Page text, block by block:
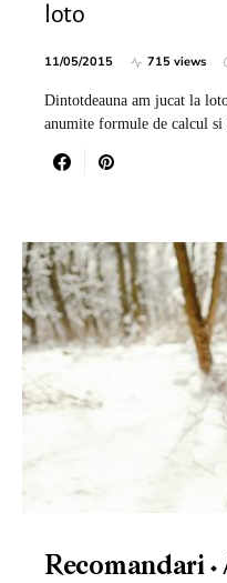
loto
11/05/2015 715 views
Dintotdeauna am jucat la
anumite formule de calcul
Recomandari